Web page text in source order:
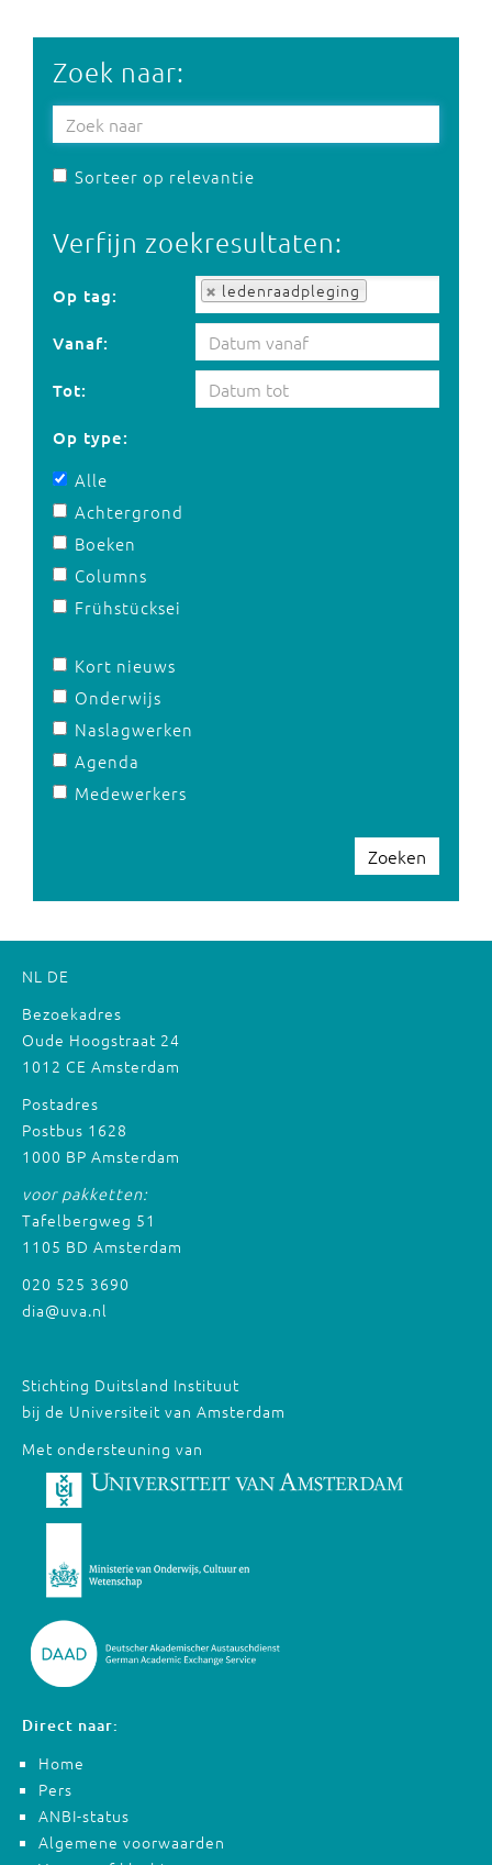
Zoek naar:
Sorteer op relevantie
Verfijn zoekresultaten:
Op tag: ledenraadpleging
Op tag:
Vanaf:
Tot:
Op type:
Alle
Achtergrond
Boeken
Columns
Frühstücksei
Kort nieuws
Onderwijs
Naslagwerken
Agenda
Medewerkers
Zoeken
NL DE
Bezoekadres
Oude Hoogstraat 24
1012 CE Amsterdam
Postadres
Postbus 1628
1000 BP Amsterdam
voor pakketten:
Tafelbergweg 51
1105 BD Amsterdam
020 525 3690
dia@uva.nl
Stichting Duitsland Instituut
bij de Universiteit van Amsterdam
Met ondersteuning van
Direct naar:
Home
Pers
ANBI-status
Algemene voorwaarden